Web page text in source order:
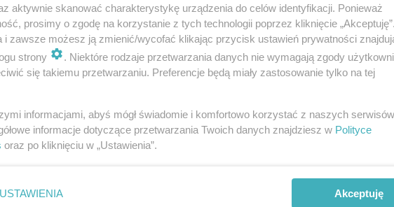
aktywnie skanować charakterystykę urządzenia do celów identyfikacji. Ponieważ
prosimy o zgodę na korzystanie z tych technologii poprzez kliknięcie „Akceptuję”.
i zawsze możesz ją zmienić/wycofać klikając przycisk ustawień prywatności
strony
. Niektóre rodzaje przetwarzania danych nie wymagają zgody
się takiemu przetwarzaniu. Preferencje będą miały zastosowanie tylko na tej
informacjami, abyś mógł świadomie i komfortowo korzystać z naszych serwisów
informacje dotyczące przetwarzania Twoich danych znajdziesz w Polityce
oraz po kliknięciu w „Ustawienia”.
USTAWIENIA Akceptuję